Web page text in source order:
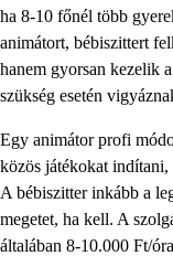
ha 8-10 főnél több
animátort, bébiszittert
hanem gyorsan kezelik
szükség esetén
Egy animátor profi
közös játékokat indítani,
A bébiszitter inkább a
megetet, ha kell. A
általában 8-10.000 Ft/